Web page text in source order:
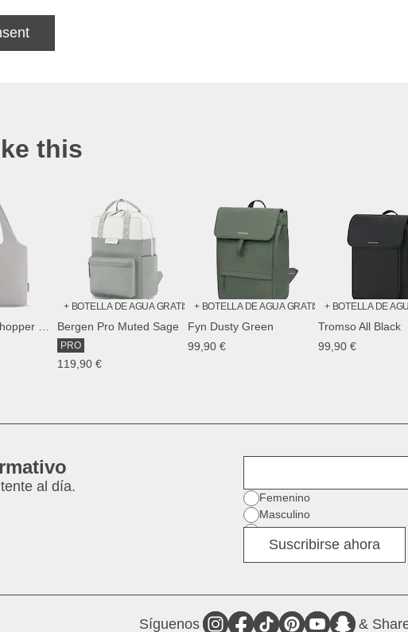
this
+ BOTELLA DE AGUA GRATIS
Bergen Pro Muted Sage
PRO
119,90 €
+ BOTELLA DE AGUA GRATIS
Fyn Dusty Green
99,90 €
+ BOTELLA DE
Tromso All Black
99,90 €
al día.
Género
Femenino
Masculino
Diverso
Suscribirse ahora
Síguenos &